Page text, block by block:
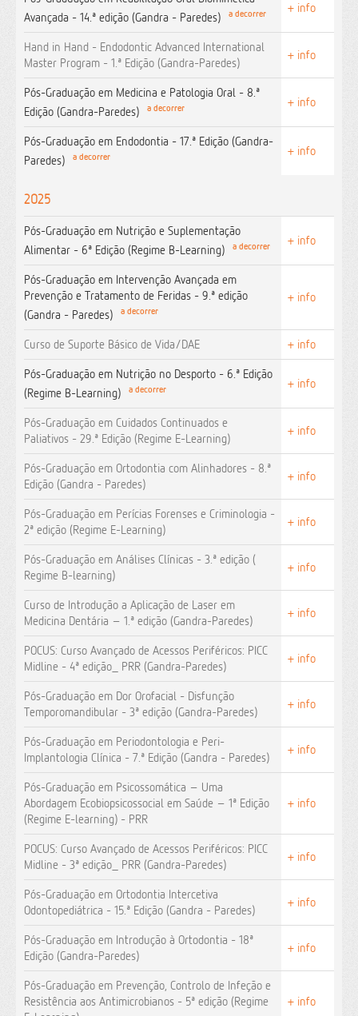
Avançada - 14.ª edição (Gandra - Paredes)
a decorrer + info
Hand in Hand - Endodontic Advanced International
Master Program - 1.ª Edição (Gandra-Paredes)
+ info
Pós-Graduação em Medicina e Patologia Oral - 8.ª
Edição (Gandra-Paredes)
a decorrer + info
Pós-Graduação em Endodontia - 17.ª Edição (Gandra-
Paredes)
a decorrer + info
2025
Pós-Graduação em Nutrição e Suplementação
Alimentar - 6ª Edição (Regime B-Learning)
a decorrer + info
Pós-Graduação em Intervenção Avançada em
Prevenção e Tratamento de Feridas - 9.ª edição
(Gandra - Paredes)
a decorrer
+ info
Curso de Suporte Básico de Vida/DAE
+ info
Pós-Graduação em Nutrição no Desporto - 6.ª Edição
(Regime B-Learning)
a decorrer + info
Pós-Graduação em Cuidados Continuados e
Paliativos - 29.ª Edição (Regime E-Learning)
+ info
Pós-Graduação em Ortodontia com Alinhadores - 8.ª
Edição (Gandra - Paredes)
+ info
Pós-Graduação em Perícias Forenses e Criminologia -
2ª edição (Regime E-Learning)
+ info
Pós-Graduação em Análises Clínicas - 3.ª edição (
Regime B-learning)
+ info
Curso de Introdução a Aplicação de Laser em
Medicina Dentária – 1.ª edição (Gandra-Paredes)
+ info
POCUS: Curso Avançado de Acessos Periféricos: PICC
Midline - 4ª edição_ PRR (Gandra-Paredes)
+ info
Pós-Graduação em Dor Orofacial - Disfunção
Temporomandibular - 3ª edição (Gandra-Paredes)
+ info
Pós-Graduação em Periodontologia e Peri-
Implantologia Clínica - 7.ª Edição (Gandra - Paredes)
+ info
Pós-Graduação em Psicossomática – Uma
Abordagem Ecobiopsicossocial em Saúde – 1ª Edição
(Regime E-learning) - PRR
+ info
POCUS: Curso Avançado de Acessos Periféricos: PICC
Midline - 3ª edição_ PRR (Gandra-Paredes)
+ info
Pós-Graduação em Ortodontia Intercetiva
Odontopediátrica - 15.ª Edição (Gandra - Paredes)
+ info
Pós-Graduação em Introdução à Ortodontia - 18ª
Edição (Gandra-Paredes)
+ info
Pós-Graduação em Prevenção, Controlo de Infeção e
Resistência aos Antimicrobianos - 5ª edição (Regime
+ info